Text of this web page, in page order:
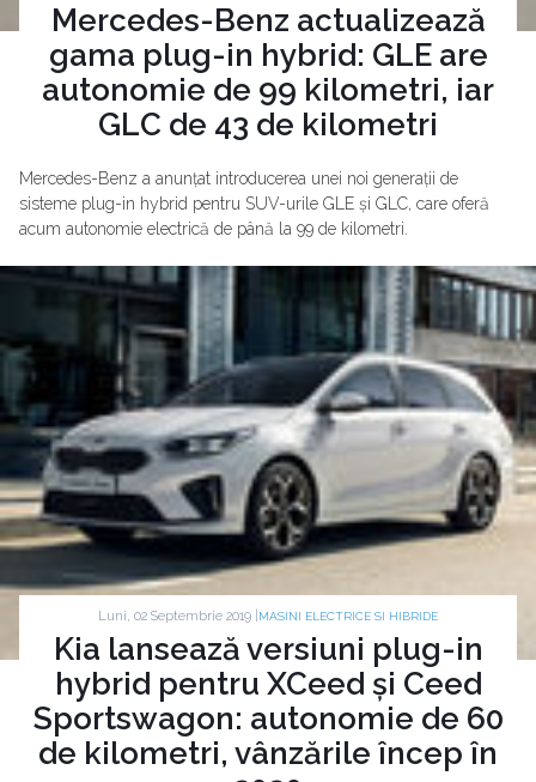
Mercedes-Benz actualizează
gama plug-in hybrid: GLE are
autonomie de 99 kilometri, iar
GLC de 43 de kilometri
Mercedes-Benz a anunțat introducerea unei noi generații de
sisteme plug-in hybrid pentru SUV-urile GLE și GLC, care oferă
acum autonomie electrică de până la 99 de kilometri.
Luni, 02 Septembrie 2019 | MASINI ELECTRICE SI HIBRIDE
Kia lansează versiuni plug-in
hybrid pentru XCeed și Ceed
Sportswagon: autonomie de 60
de kilometri, vânzările încep în